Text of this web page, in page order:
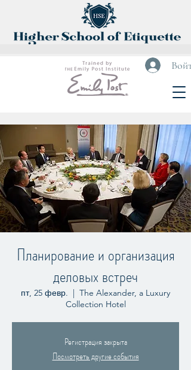
Войти
Планирование и организация
деловых встреч
пт, 25 февр.
  |
The Alexander, a Luxury
Collection Hotel
Регистрация закрыта
Посмотреть другие события